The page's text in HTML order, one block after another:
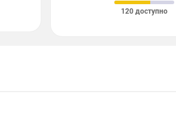
120 доступно